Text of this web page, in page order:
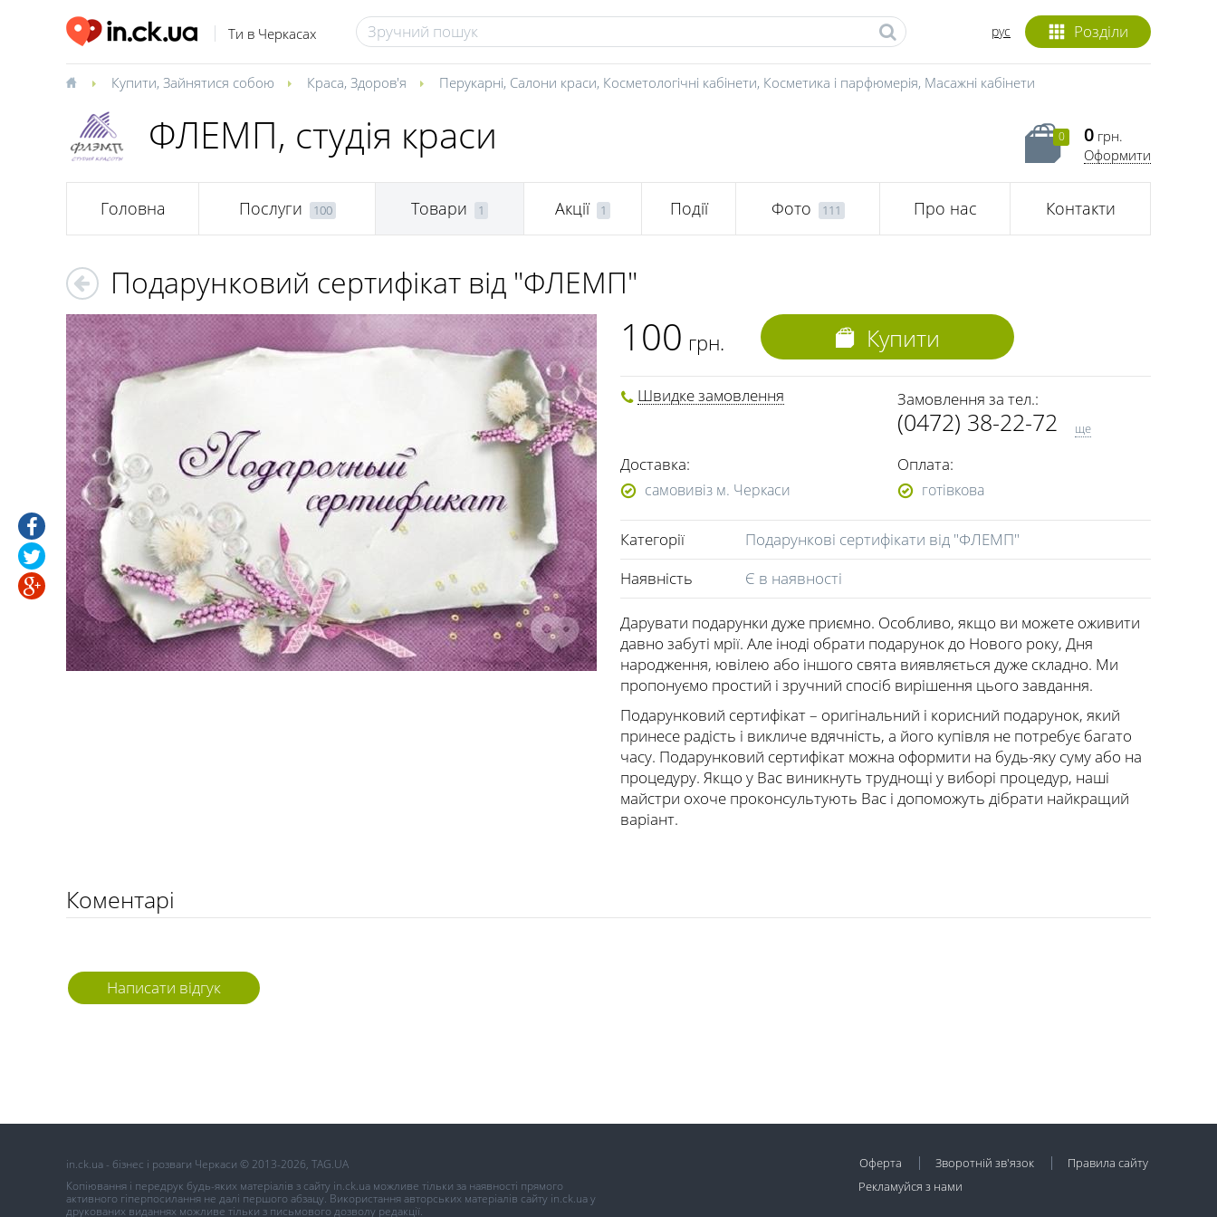
Ти в Черкасах Розділи
рус
Купити, Зайнятися собою Краса, Здоров'я Перукарні, Салони краси, Косметологічні кабінети, Косметика і парфюмерія, Масажні кабінети
ФЛЕМП, студія краси 0 0 грн.
Оформити
Головна Послуги 100 Товари 1 Акції 1 Події Фото 111 Про нас Контакти
Подарунковий сертифікат від "ФЛЕМП"
100 грн. Купити
Швидке замовлення Замовлення за тел.:
(0472) 38-22-72
(073) 771-49-71
ще
Доставка:
самовивіз м. Черкаси
Оплата:
готівкова
Категорії
Подарункові сертифікати від "ФЛЕМП"
Наявність
Є в наявності
Дарувати подарунки дуже приємно. Особливо, якщо ви можете оживити
давно забуті мрії. Але іноді обрати подарунок до Нового року, Дня
народження, ювілею або іншого свята виявляється дуже складно. Ми
пропонуємо простий і зручний спосіб вирішення цього завдання.
Подарунковий сертифікат – оригінальний і корисний подарунок, який
принесе радість і викличе вдячність, а його купівля не потребує багато
часу. Подарунковий сертифікат можна оформити на будь-яку суму або на
процедуру. Якщо у Вас виникнуть труднощі у виборі процедур, наші
майстри охоче проконсультують Вас і допоможуть дібрати найкращий
варіант.
Коментарі
Написати відгук
Оферта Зворотній зв'язок
Правила сайту
Рекламуйся з нами
in.ck.ua - бізнес і розваги Черкаси © 2013-2026, TAG.UA
Копіювання і передрук будь-яких матеріалів з сайту in.ck.ua можливе тільки за наявності прямого
активного гіперпосилання не далі першого абзацу. Використання авторських матеріалів сайту in.ck.ua у
друкованих виданнях можливе тільки з письмового дозволу редакції.